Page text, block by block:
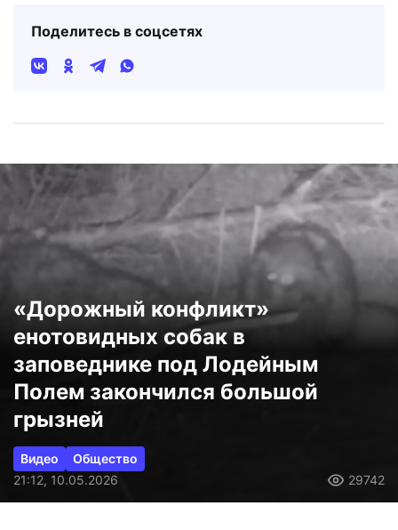
Поделитесь в соцсетях
«Дорожный конфликт»
енотовидных собак в
заповеднике под Лодейным
Полем закончился большой
грызней
Видео
Общество
21:12, 10.05.2026
29742